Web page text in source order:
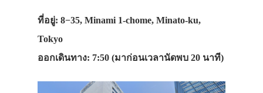
ที่อยู่: 8−35, Minami 1-chome, Minato-ku,
Tokyo
ออกเดินทาง: 7:50 (มาก่อนเวลานัดพบ 20 นาที)